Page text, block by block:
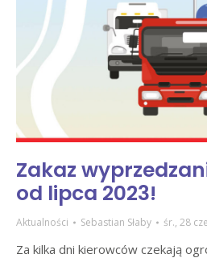
Zakaz
od lipca 2023!
Aktualności Sebastian Słaby śr., 28
Za kilka dni kierowców czekają